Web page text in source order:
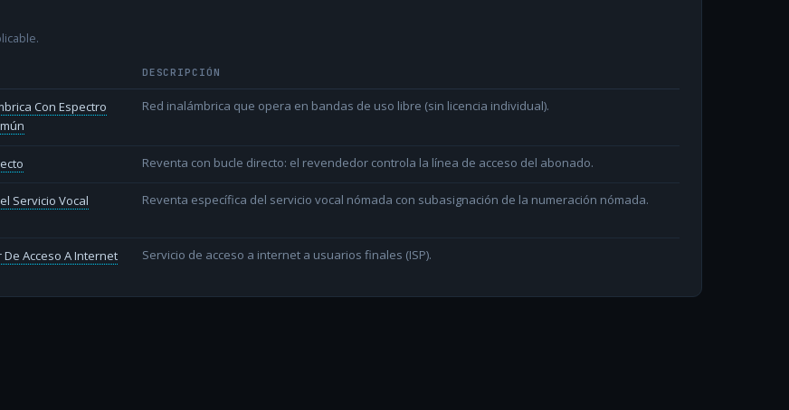
DESCRIPCIÓN
Con Espectro
Red inalámbrica que opera en bandas de uso libre (sin licencia individual).
Reventa con bucle directo: el revendedor controla la línea de acceso del abonado.
Servicio Vocal
Reventa específica del servicio vocal nómada con subasignación de la numeración nómada.
Acceso A Internet Servicio de acceso a internet a usuarios finales (ISP).